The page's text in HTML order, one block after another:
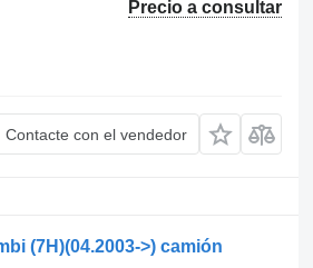
Precio a consultar
Contacte con el vendedor
(7H)(04.2003->) camión